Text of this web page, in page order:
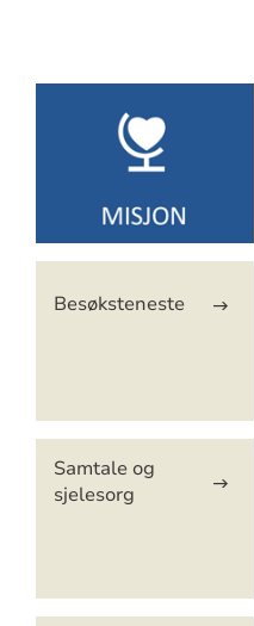
Artikkelsnarveger
Besøksteneste
Samtale og
sjelesorg